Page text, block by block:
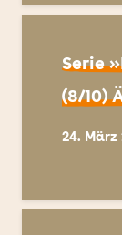
Serie
(8/10)
24. März